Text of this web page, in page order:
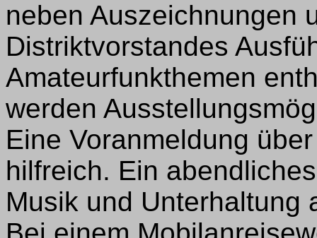
neben Auszeichnungen
Distriktvorstandes
Amateurfunkthemen
werden
Eine Voranmeldung
hilfreich. Ein
Musik und Unterhaltung